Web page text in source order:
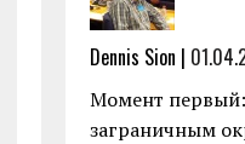
Dennis Sion |
Момент
заграничным